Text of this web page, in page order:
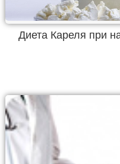
Диета Кареля при